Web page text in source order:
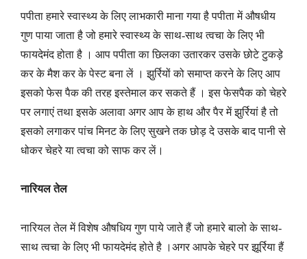
पपीता हमारे स्वास्थ्य के लिए लाभकारी माना गया है पपीता में औषधीय
गुण पाया जाता है जो हमारे स्वास्थ्य के साथ-साथ त्वचा के लिए भी
फायदेमंद होता है । आप पपीता का छिलका उतारकर उसके छोटे टुकड़े
कर के मैश कर के पेस्ट बना लें । झुर्रियों को समाप्त करने के लिए आप
इसको फेस पैक की तरह इस्तेमाल कर सकते हैं । इस फेसपैक को चेहरे
पर लगाएं तथा इसके अलावा अगर आप के हाथ और पैर में झुर्रियां है तो
इसको लगाकर पांच मिनट के लिए सुखने तक छोड़ दे उसके बाद पानी से
धोकर चेहरे या त्वचा को साफ कर लें।
नारियल तेल
नारियल तेल में विशेष औषधिय गुण पाये जाते हैं जो हमारे बालो के साथ-
साथ त्वचा के लिए भी फायदेमंद होते है ।अगर आपके चेहरे पर झूर्रिया हैं